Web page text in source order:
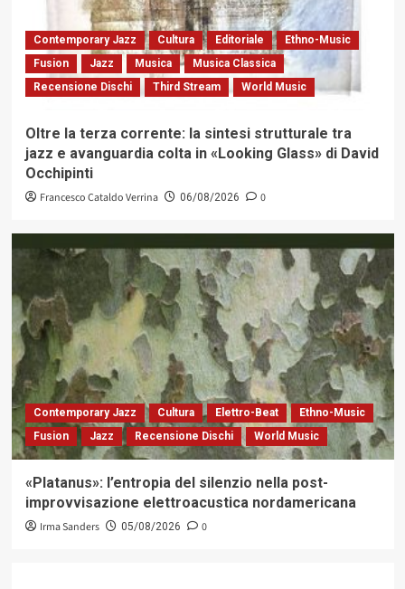
Contemporary Jazz Cultura Editoriale
Ethno-Music
Fusion
Jazz Musica
Musica Classica
Recensione Dischi
Third Stream World Music
Oltre la terza corrente: la sintesi strutturale tra
jazz e avanguardia colta in «Looking Glass» di David
Occhipinti
Francesco Cataldo Verrina 06/08/2026 0
Contemporary Jazz Cultura Elettro-Beat
Ethno-Music
Fusion
Jazz Recensione Dischi World Music
«Platanus»: l’entropia del silenzio nella post-
improvvisazione elettroacustica nordamericana
Irma Sanders 05/08/2026 0